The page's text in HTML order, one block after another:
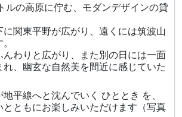
ルの高原に佇む、モダンデザインの貸
関東平野が広がり、遠くには筑波山
んわりと広がり、また別の日には一面
、幽玄な自然美を間近に感じていた
平線へと沈んでいく ひととき を、
とともにお楽しみいただけます（写真